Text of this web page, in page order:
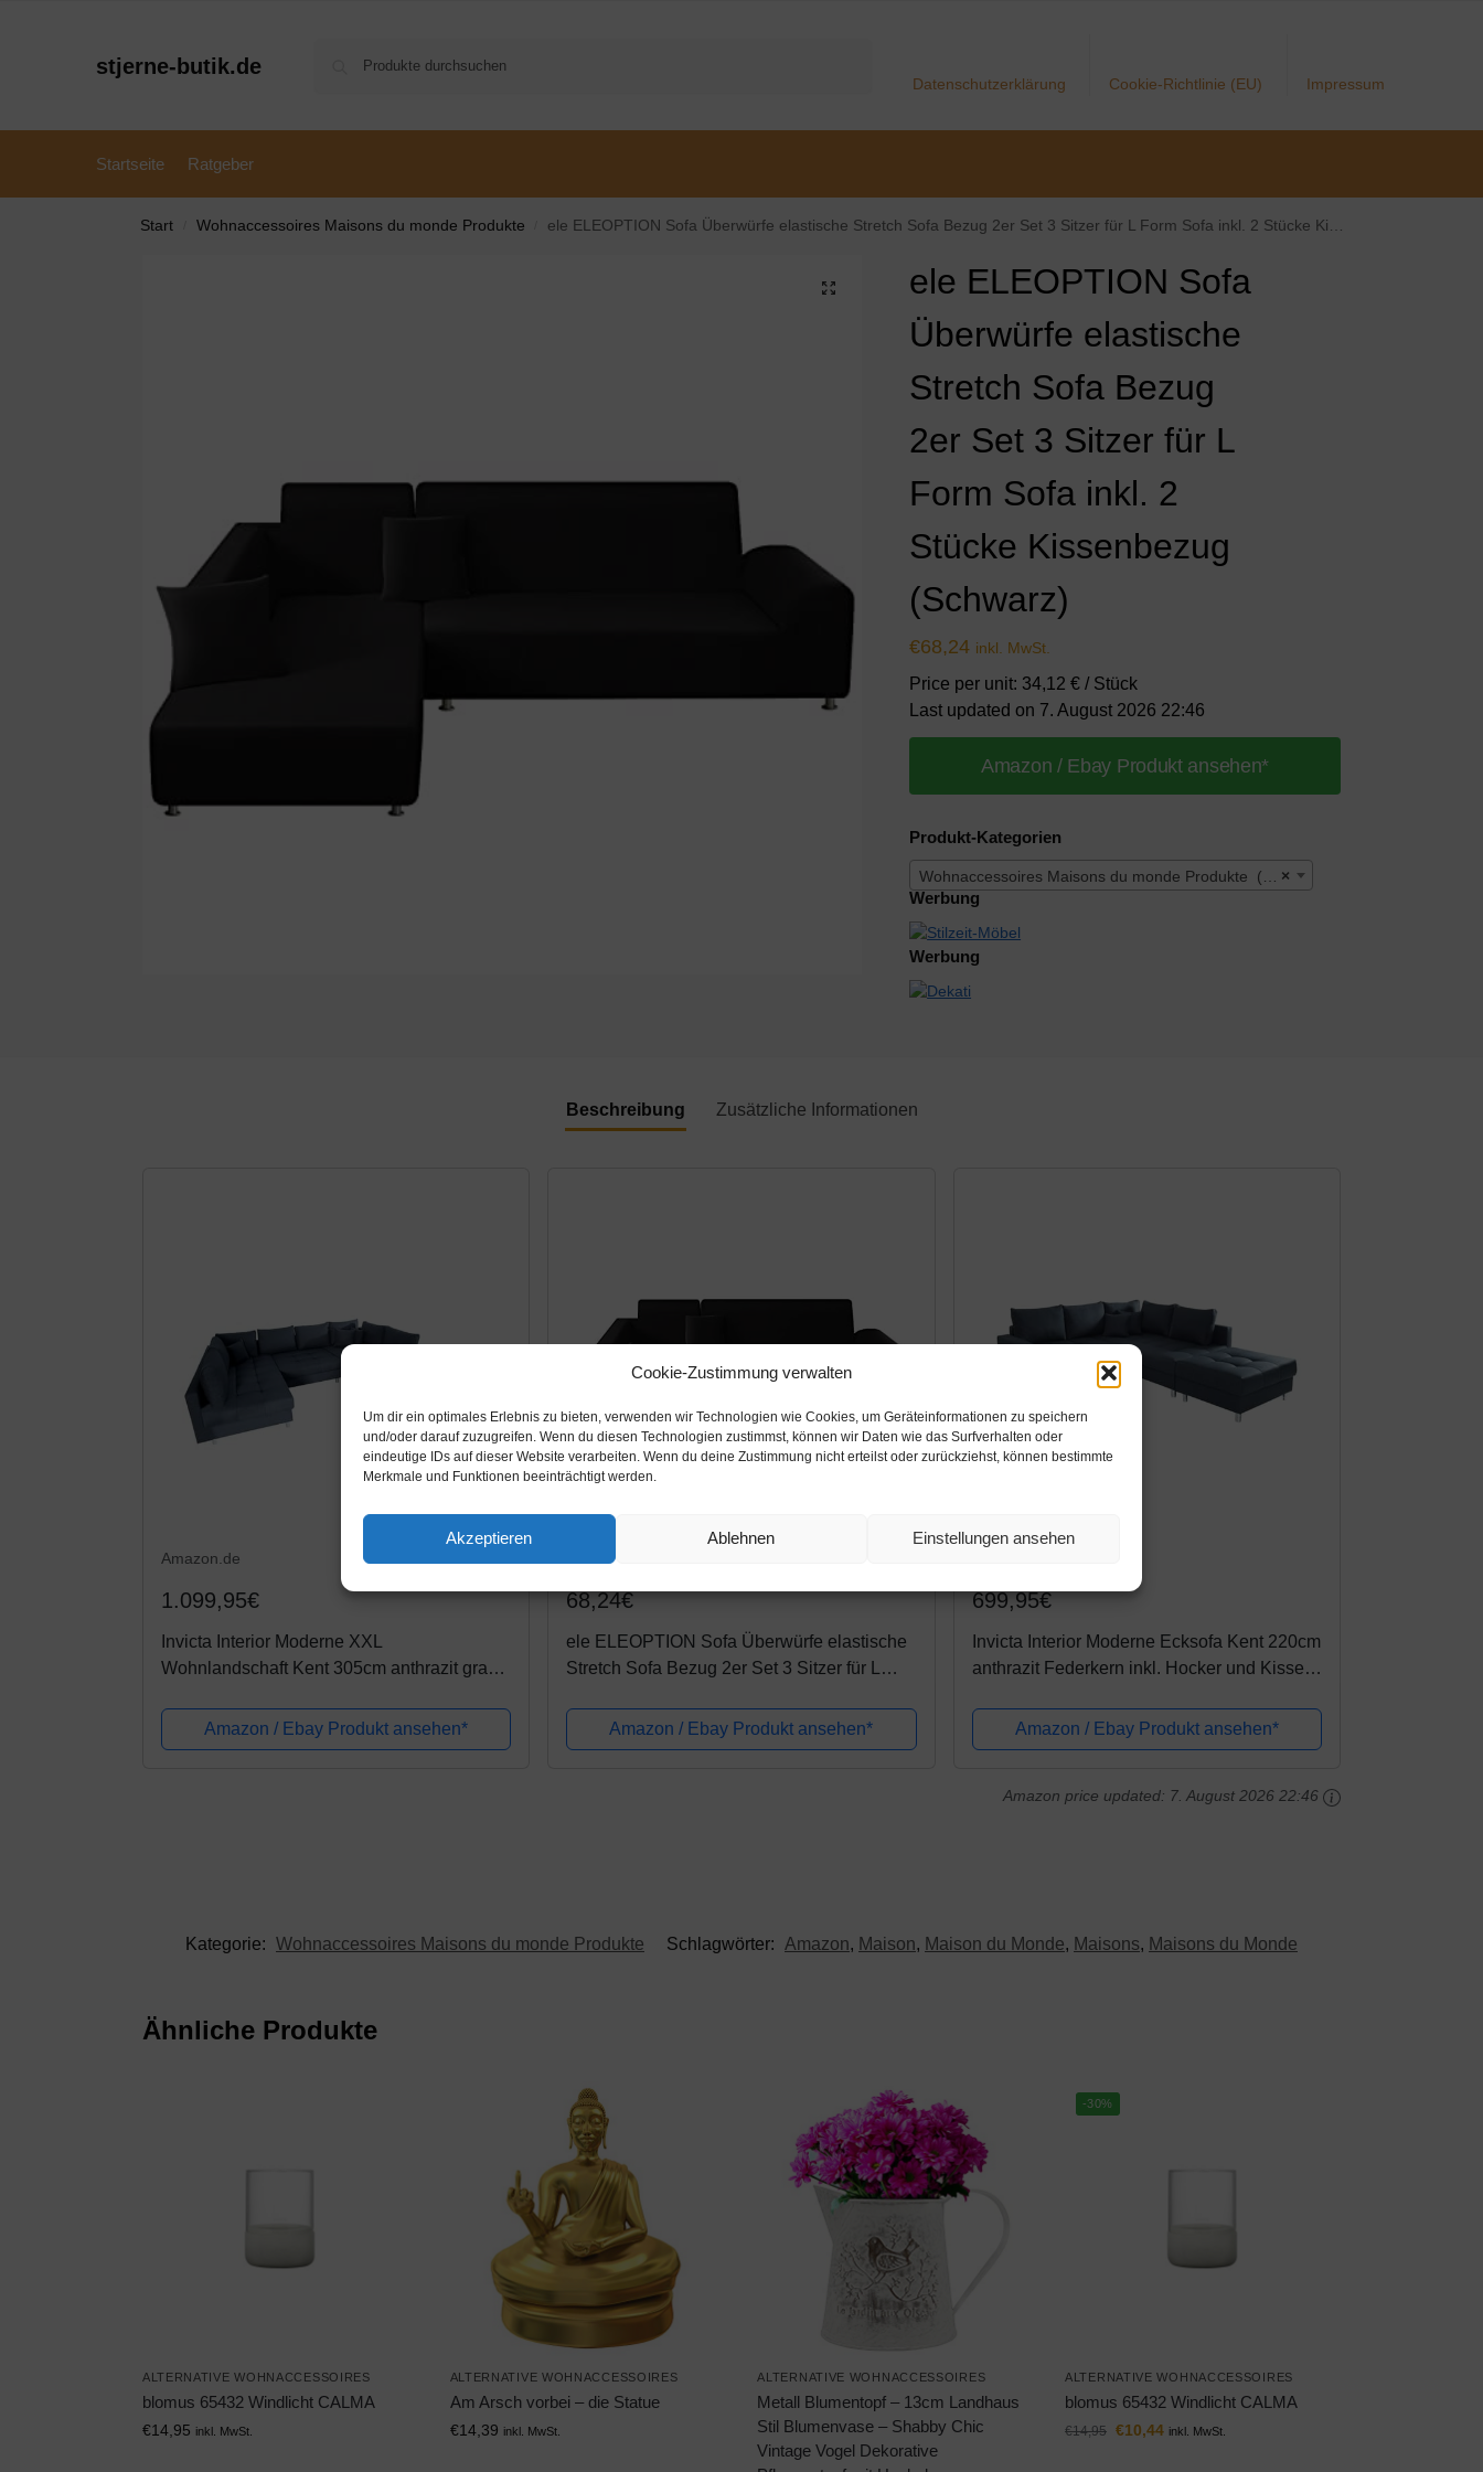
Cookie-Zustimmung verwalten
Um dir ein optimales Erlebnis zu bieten, verwenden wir Technologien wie Cookies, um Geräteinformationen zu speichern
und/oder darauf zuzugreifen. Wenn du diesen Technologien zustimmst, können wir Daten wie das Surfverhalten oder
eindeutige IDs auf dieser Website verarbeiten. Wenn du deine Zustimmung nicht erteilst oder zurückziehst, können bestimmte
Merkmale und Funktionen beeinträchtigt werden.
Akzeptieren Ablehnen Einstellungen ansehen
stjerne-butik.de
Datenschutzerklärung Cookie-Richtlinie (EU) Impressum
Startseite Ratgeber
Start Wohnaccessoires Maisons du monde Produkte ele ELEOPTION Sofa Überwürfe elastische Stretch Sofa Bezug 2er Set 3 Sitzer für L Form Sofa inkl. 2 Stücke Kissenbezug (Schwarz)
ele ELEOPTION Sofa
Überwürfe elastische
Stretch Sofa Bezug
2er Set 3 Sitzer für L
Form Sofa inkl. 2
Stücke Kissenbezug
(Schwarz)
€68,24 inkl. MwSt.
Price per unit: 34,12 € / Stück
Last updated on 7. August 2026 22:46
Amazon / Ebay Produkt ansehen*
Produkt-Kategorien
×
Wohnaccessoires Maisons du monde Produkte (274)
Werbung
Werbung
Beschreibung Zusätzliche Informationen
Amazon.de
1.099,95€
Invicta Interior Moderne XXL
Wohnlandschaft Kent 305cm anthrazit grau
Hocker und Kissen Schlafsofa Eckcouch
Amazon / Ebay Produkt ansehen*
Amazon.de
68,24€
ele ELEOPTION Sofa Überwürfe elastische
Stretch Sofa Bezug 2er Set 3 Sitzer für L
(Schwarz)Amazon / Ebay Produkt ansehen*
699,95€
Invicta Interior Moderne Ecksofa Kent 220cm
anthrazit Federkern inkl. Hocker und Kissen
Schlafsofa Schlafcouch Couch...
Amazon / Ebay Produkt ansehen*
Amazon price updated: 7. August 2026 22:46
Kategorie: Wohnaccessoires Maisons du monde Produkte Schlagwörter: Amazon, Maison, Maison du Monde, Maisons, Maisons du Monde
Ähnliche Produkte
ALTERNATIVE WOHNACCESSOIRES
blomus 65432 Windlicht CALMA
€14,95 inkl. MwSt.
ALTERNATIVE WOHNACCESSOIRES
Am Arsch vorbei – die Statue
€14,39 inkl. MwSt.
ALTERNATIVE WOHNACCESSOIRES
Metall Blumentopf – 13cm Landhaus
Stil Blumenvase – Shabby Chic
Vintage Vogel Dekorative
-30%
ALTERNATIVE WOHNACCESSOIRES
blomus 65432 Windlicht CALMA
€14,95 €10,44 inkl. MwSt.